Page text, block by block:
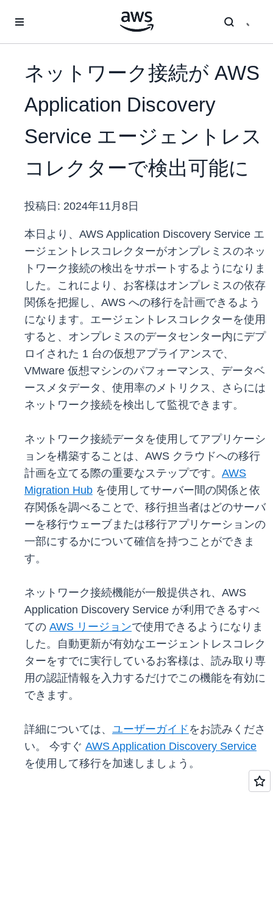
ネットワーク接続が AWS
Application Discovery
Service エージェントレス
コレクターで検出可能に
投稿日: 2024年11月8日
本日より、AWS Application Discovery Service エ
ージェントレスコレクターがオンプレミスのネッ
トワーク接続の検出をサポートするようになりま
した。これにより、お客様はオンプレミスの依存
関係を把握し、AWS への移行を計画できるよう
になります。エージェントレスコレクターを使用
すると、オンプレミスのデータセンター内にデプ
ロイされた 1 台の仮想アプライアンスで、
VMware 仮想マシンのパフォーマンス、データベ
ースメタデータ、使用率のメトリクス、さらには
ネットワーク接続を検出して監視できます。
ネットワーク接続データを使用してアプリケーシ
ョンを構築することは、AWS クラウドへの移行
計画を立てる際の重要なステップです。 AWS
Migration Hub を使用してサーバー間の関係と依
存関係を調べることで、移行担当者はどのサーバ
ーを移行ウェーブまたは移行アプリケーションの
一部にするかについて確信を持つことができま
す。
ネットワーク接続機能が一般提供され、AWS
Application Discovery Service が利用できるすべ
ての AWS リージョンで使用できるようになりま
した。自動更新が有効なエージェントレスコレク
ターをすでに実行しているお客様は、読み取り専
用の認証情報を入力するだけでこの機能を有効に
できます。
詳細については、 ユーザーガイド をお読みくださ
い。 今すぐ AWS Application Discovery Service
を使用して移行を加速しましょう。